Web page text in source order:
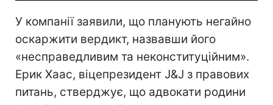
У компанії заявили, що планують негайно
оскаржити вердикт, назвавши його
«несправедливим та неконституційним».
Ерик Хаас, віцепрезидент J&J з правових
питань, стверджує, що адвокати родини